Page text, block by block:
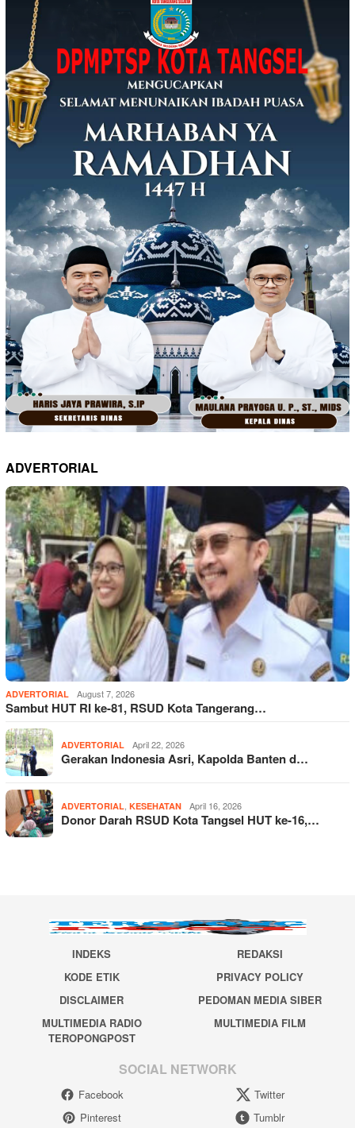
ADVERTORIAL
ADVERTORIAL August 7, 2026
Sambut HUT RI ke-81, RSUD Kota Tangerang…
ADVERTORIAL April 22, 2026
Gerakan Indonesia Asri, Kapolda Banten d…
ADVERTORIAL KESEHATAN April 16, 2026
Donor Darah RSUD Kota Tangsel HUT ke-16,…
INDEKS
REDAKSI
KODE ETIK
PRIVACY POLICY
DISCLAIMER
PEDOMAN MEDIA SIBER
MULTIMEDIA RADIO
TEROPONGPOST
MULTIMEDIA FILM
SOCIAL NETWORK
Facebook
Twitter
Pinterest
Tumblr